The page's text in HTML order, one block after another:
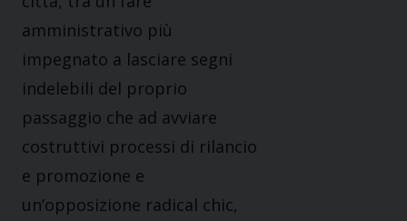
amministrativo più
impegnato a lasciare segni
indelebili del proprio
passaggio che ad avviare
costruttivi processi di rilancio
e promozione e
un’opposizione radical chic,